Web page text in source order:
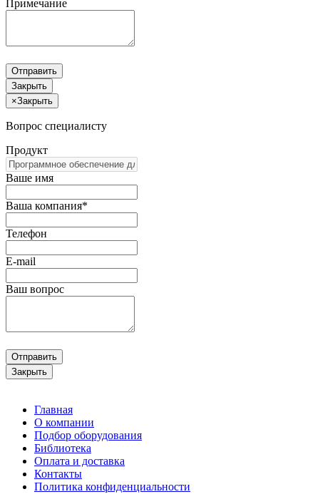
Примечание
Отправить
Закрыть
×Закрыть
Вопрос специалисту
Продукт
Ваше имя
Ваша компания*
Телефон
E-mail
Ваш вопрос
Отправить
Закрыть
Главная
О компании
Подбор оборудования
Библиотека
Оплата и доставка
Контакты
Политика конфиденциальности